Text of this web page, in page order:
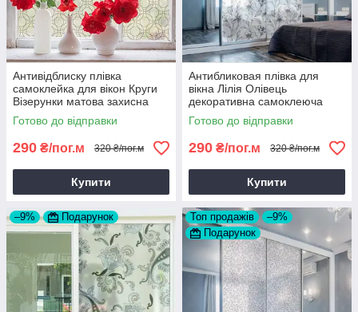
Антивідблиску плівка
самоклейка для вікон Круги
Візерунки матова захисна
плівка для скла дзеркала 1
пог.м
Готово до відправки
290 ₴/пог.м 320 ₴/пог.м
Купити
Антибликовая плівка для
вікна Лілія Олівець
декоративна самоклеюча
етикетка ПВХ квіти 1 пог.м
Готово до відправки
290 ₴/пог.м 320 ₴/пог.м
Купити
–9% Подарунок Топ продажів
–9%
Подарунок